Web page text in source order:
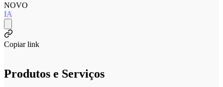
NOVO
IA
Copiar link
Produtos e Serviços